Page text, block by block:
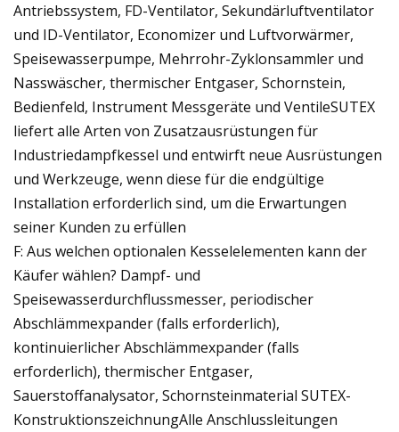
Antriebssystem, FD-Ventilator, Sekundärluftventilator
und ID-Ventilator, Economizer und Luftvorwärmer,
Speisewasserpumpe, Mehrrohr-Zyklonsammler und
Nasswäscher, thermischer Entgaser, Schornstein,
Bedienfeld, Instrument Messgeräte und VentileSUTEX
liefert alle Arten von Zusatzausrüstungen für
Industriedampfkessel und entwirft neue Ausrüstungen
und Werkzeuge, wenn diese für die endgültige
Installation erforderlich sind, um die Erwartungen
seiner Kunden zu erfüllen
F: Aus welchen optionalen Kesselelementen kann der
Käufer wählen? Dampf- und
Speisewasserdurchflussmesser, periodischer
Abschlämmexpander (falls erforderlich),
kontinuierlicher Abschlämmexpander (falls
erforderlich), thermischer Entgaser,
Sauerstoffanalysator, Schornsteinmaterial SUTEX-
KonstruktionszeichnungAlle Anschlussleitungen